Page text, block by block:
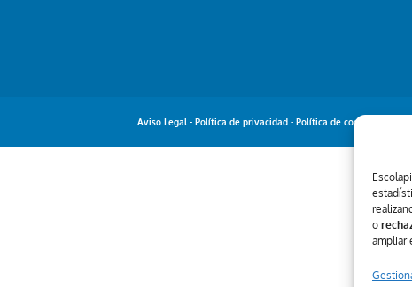
o
ampliar
Aviso Legal - Política de privacidad - Política de cookies